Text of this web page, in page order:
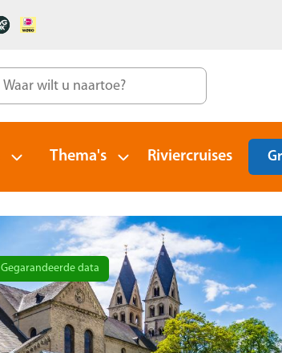
Thema's Riviercruises
Gegarandeerde data